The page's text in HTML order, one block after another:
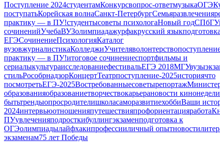
Поступление 2024студентамКонкурсвопрос-ответмузыкаОГЭ
поступатьКорейская волнаСанкт-ПетербургСемьяразвлечения
практику — в ПУ!студентысоветы психологаНовый годСПбГУ
сочиненийУчебаВУЗолимпиадажурфакрусский язык
ЕГЭСочинениеПсихологияКаталог
вузовжурналистикаКолледжиУчителяволонтерство
практику — в ПУ!итоговое сочинениеспортфильмы и
сериалыкультураисследованиефестивальЕГЭ 2018МГУвузы
стильРособрнадзорКонцертТеатрпоступление-2025историячто
посмотретьЕГЭ-2025Востребованныесоветырепортаж
образованияобразованиетворчествокарьерановости кинонедели
бытьтрендыопросродителишколасаморазвитиехоббиВаши
2024интервьюотношенияпутешествияпрофориентацияработа
ПУувлеченияподросткибуллингэкзаменподготовка к
ОГЭолимпиадылайфхакипрофессииличный опытновости
экзаменам75 лет Победы